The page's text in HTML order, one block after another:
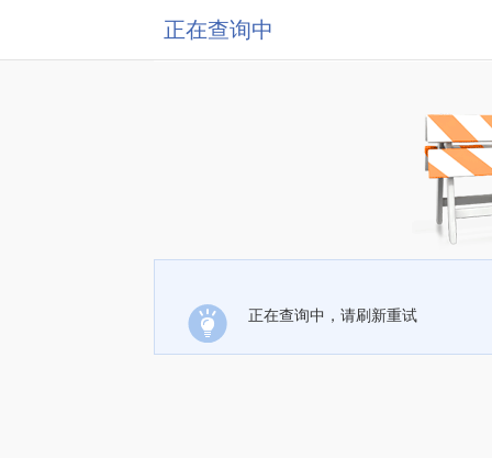
正在查询中
正在查询中，请刷新重试